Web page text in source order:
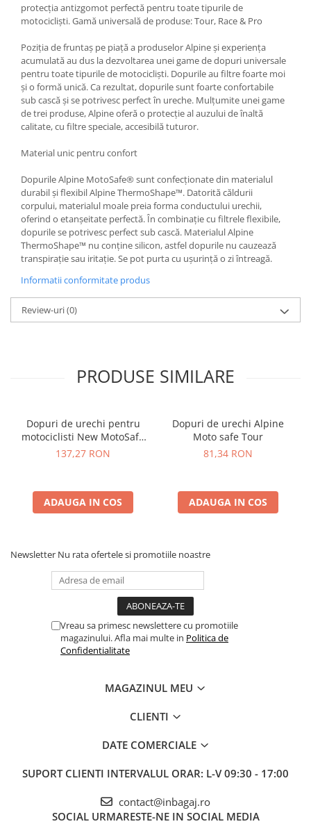
protecția antizgomot perfectă pentru toate tipurile de
motocicliști. Gamă universală de produse: Tour, Race & Pro
Poziția de fruntaș pe piață a produselor Alpine și experiența
acumulată au dus la dezvoltarea unei game de dopuri universale
pentru toate tipurile de motocicliști. Dopurile au filtre foarte moi
și o formă unică. Ca rezultat, dopurile sunt foarte confortabile
sub cască și se potrivesc perfect în ureche. Mulțumite unei game
de trei produse, Alpine oferă o protecție al auzului de înaltă
calitate, cu filtre speciale, accesibilă tuturor.
Material unic pentru confort
Dopurile Alpine MotoSafe® sunt confecționate din materialul
durabil și flexibil Alpine ThermoShape™. Datorită căldurii
corpului, materialul moale preia forma conductului urechii,
oferind o etanșeitate perfectă. În combinație cu filtrele flexibile,
dopurile se potrivesc perfect sub cască. Materialul Alpine
ThermoShape™ nu conține silicon, astfel dopurile nu cauzează
transpirație sau iritație. Se pot purta cu ușurință o zi întreagă.
Informatii conformitate produs
Review-uri(0)
PRODUSE SIMILARE
Dopuri de urechi pentru
motociclisti New MotoSafe
Pro
137,27 RON
ADAUGA IN COS
Dopuri de urechi Alpine
Moto safe Tour
81,34 RON
ADAUGA IN COS
Newsletter Nu rata ofertele si promotiile noastre
Vreau sa primesc newslettere cu promotiile
magazinului. Afla mai multe in Politica de
Confidentialitate
MAGAZINUL MEU
CLIENTI
DATE COMERCIALE
SUPORT CLIENTI INTERVALUL ORAR: L-V 09:30 - 17:00
contact@inbagaj.ro
SOCIAL URMARESTE-NE IN SOCIAL MEDIA